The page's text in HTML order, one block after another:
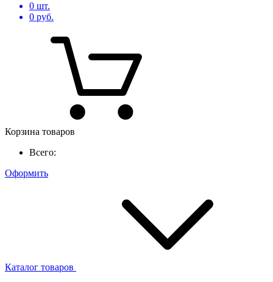
0 шт.
0 руб.
Корзина товаров
Всего:
Оформить
Каталог товаров